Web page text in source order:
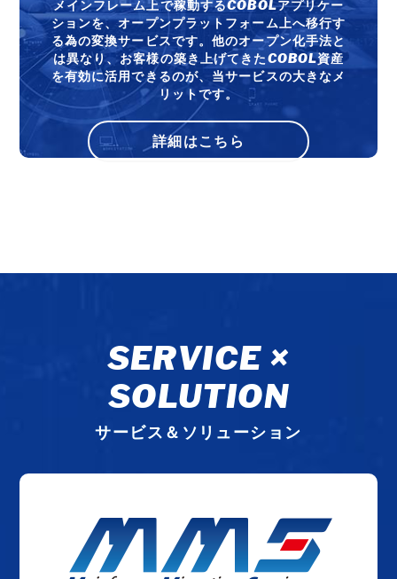
メインフレーム上で稼動するCOBOLアプリケー
ションを、オープンプラットフォーム上へ移行す
る為の変換サービスです。他のオープン化手法と
は異なり、お客様の築き上げてきたCOBOL資産
を有効に活用できるのが、当サービスの大きなメ
リットです。
詳細はこちら
SERVICE ×
SOLUTION
サービス＆ソリューション